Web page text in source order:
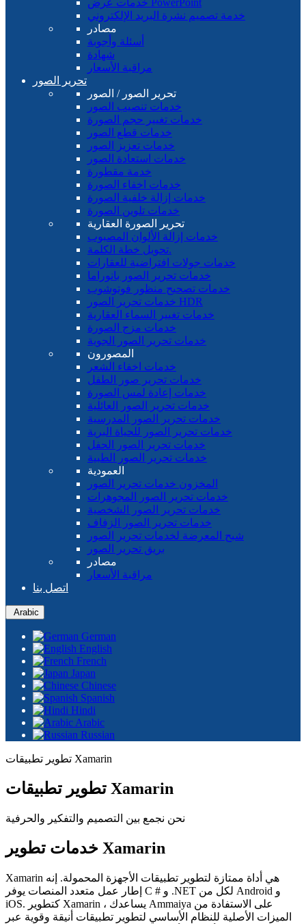
خدمات عرض PowerPoint
خدمة تصميم نشرة البريد الإلكتروني
مصادر
أسئلة وأجوبة
شهادة
مراقبة الأسعار
تحرير الصور
تحرير الصور / الصور
خدمات تنصيب الصور
خدمات تغيير حجم الصورة
خدمات قطع الصور
خدمات تعزيز الصور
خدمات استعادة الصور
خدمة مقطورة
خدمات اخفاء الصورة
خدمات إزالة خلفية الصورة
خدمات تلوين الصورة
تحرير الصورة العقارية
خدمات إزالة الألوان المصبوب
تحويل خطة الكلمة.
خدمات جولات افتراضية للعقارات
خدمات تحرير الصور بانوراما
خدمات تصحيح منظور فوتوشوب
خدمات تحرير الصور HDR
خدمات تغيير السماء العقارية
خدمات مزج الصورة
خدمات تحرير الصور الجوية
المصورون
خدمات اخفاء الشعر
خدمات تحرير صور الطفل
خدمات إعادة لمس الصورة
خدمات تحرير الصور العائلية
خدمات تحرير الصور المدرسية
خدمات تحرير الصور للحياة البرية
خدمات تحرير الصور الحفل
خدمات تحرير الصور الطبية
العمودية
المخزون خدمات تحرير الصور
خدمات تحرير الصور المجوهرات
خدمات تحرير الصور الشخصية
خدمات تحرير الصور الزفاف
شبح المعرضة لخدمات تحرير الصور
بريق تحرير الصور
مصادر
مراقبة الأسعار
اتصل بنا
Arabic
German
English
French
Japan
Chinese
Spanish
Hindi
Arabic
Russian
تطوير تطبيقات Xamarin
تطوير تطبيقات Xamarin
نحن نجمع بين التصميم والتفكير والحرفية
خدمات تطوير Xamarin
Xamarin هي أداة ممتازة لتطوير تطبيقات الأجهزة المحمولة. إنه
إطار عمل متعدد المنصات يوفر C # و .NET لكل من Android و
iOS. كتطوير Xamarin ، يساعدك Ammaiya على الاستفادة من
الميزات الأصلية للنظام الأساسي لتطوير تطبيقات أنيقة وقوية عبر